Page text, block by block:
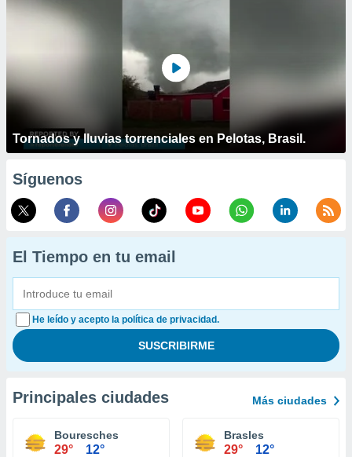
Tornados y lluvias torrenciales en Pelotas, Brasil.
Síguenos
El Tiempo en tu email
He leído y acepto la política de privacidad.
Principales ciudades Más ciudades
Bouresches
29° 12°
Brasles
29° 12°